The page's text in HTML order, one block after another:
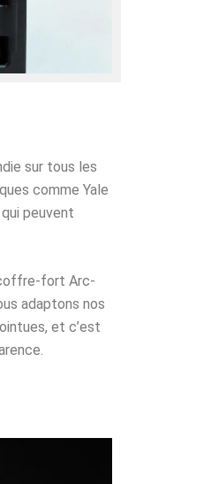
sur tous les
comme Yale
peuvent
fort Arc-
adaptons nos
et c’est